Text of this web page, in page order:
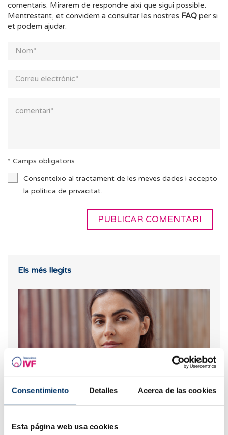
Consentimiento Detalles Acerca de las cookies
Esta página web usa cookies
comentaris. Mirarem de respondre així que sigui possible.
Mentrestant, et convidem a consultar les nostres FAQ per si
et podem ajudar.
* Camps obligatoris
Consenteixo al tractament de les meves dades i accepto
la política de privacitat.
Els més llegits
Quins són els símptomes d'implantació embrionària?